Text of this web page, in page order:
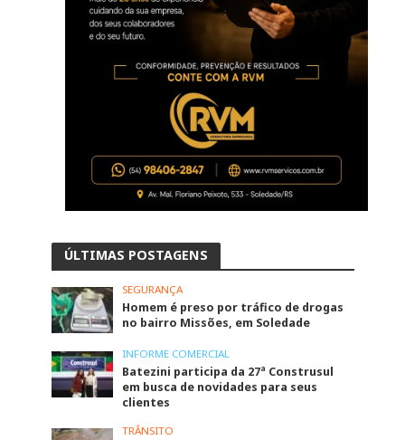
ÚLTIMAS POSTAGENS
SEGURANÇA
Homem é preso por tráfico de drogas
no bairro Missões, em Soledade
INFORME COMERCIAL
Batezini participa da 27ª Construsul
em busca de novidades para seus
clientes
TRÂNSITO